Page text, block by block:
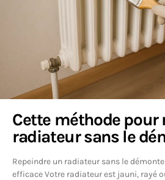
Cette méthode pour
radiateur sans le
Repeindre un radiateur sans le
efficace Votre radiateur est jauni, rayé